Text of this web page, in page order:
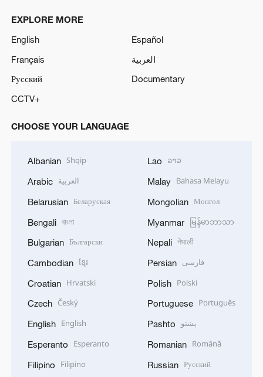
EXPLORE MORE
English
Español
Français
العربية
Русский
Documentary
CCTV+
CHOOSE YOUR LANGUAGE
Albanian Shqip
Arabic العربية
Belarusian Беларуская
Bengali বাংলা
Bulgarian Български
Cambodian ខ្មែរ
Croatian Hrvatski
Czech Český
English English
Esperanto Esperanto
Filipino Filipino
Lao ລາວ
Malay Bahasa Melayu
Mongolian Монгол
Myanmar မြန်မာဘာသာ
Nepali नेपाली
Persian فارسی
Polish Polski
Portuguese Português
Pashto پښتو
Romanian Română
Russian Русский